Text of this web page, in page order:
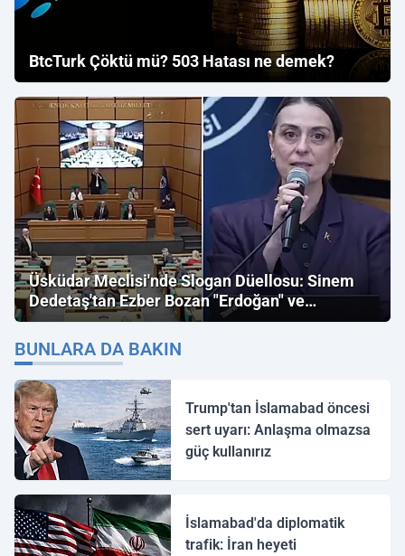
BtcTurk Çöktü mü? 503 Hatası ne demek?
Üsküdar Meclisi'nde Slogan Düellosu: Sinem
Dedetaş'tan Ezber Bozan "Erdoğan" ve
"İmamoğlu" Çıkışı!
BUNLARA DA BAKIN
Trump'tan İslamabad öncesi
sert uyarı: Anlaşma olmazsa
güç kullanırız
İslamabad'da diplomatik
trafik: İran heyeti